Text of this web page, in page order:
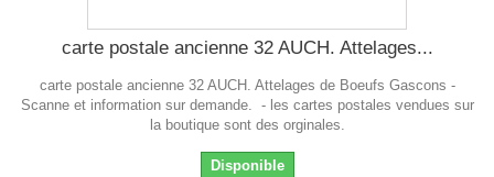
carte postale ancienne 32 AUCH. Attelages...
carte postale ancienne 32 AUCH. Attelages de Boeufs Gascons -
Scanne et information sur demande. - les cartes postales vendues sur
la boutique sont des orginales.
Disponible